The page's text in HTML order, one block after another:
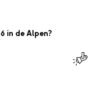
in de Alpen?